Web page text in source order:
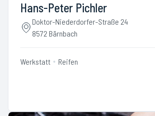
Hans-Peter Pichler
Doktor-Niederdorfer-Straße 24
8572 Bärnbach
Werkstatt Reifen